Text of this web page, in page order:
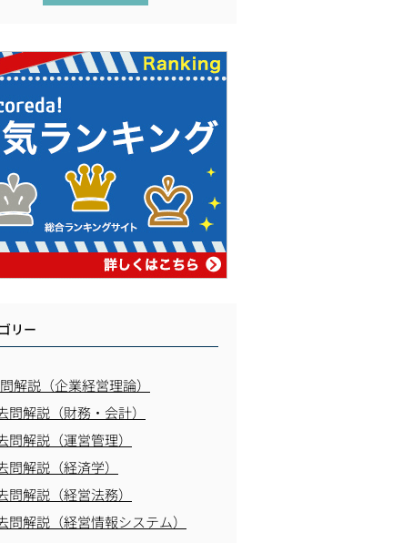
リー
解説（企業経営理論）
問解説（財務・会計）
問解説（運営管理）
問解説（経済学）
問解説（経営法務）
問解説（経営情報システム）